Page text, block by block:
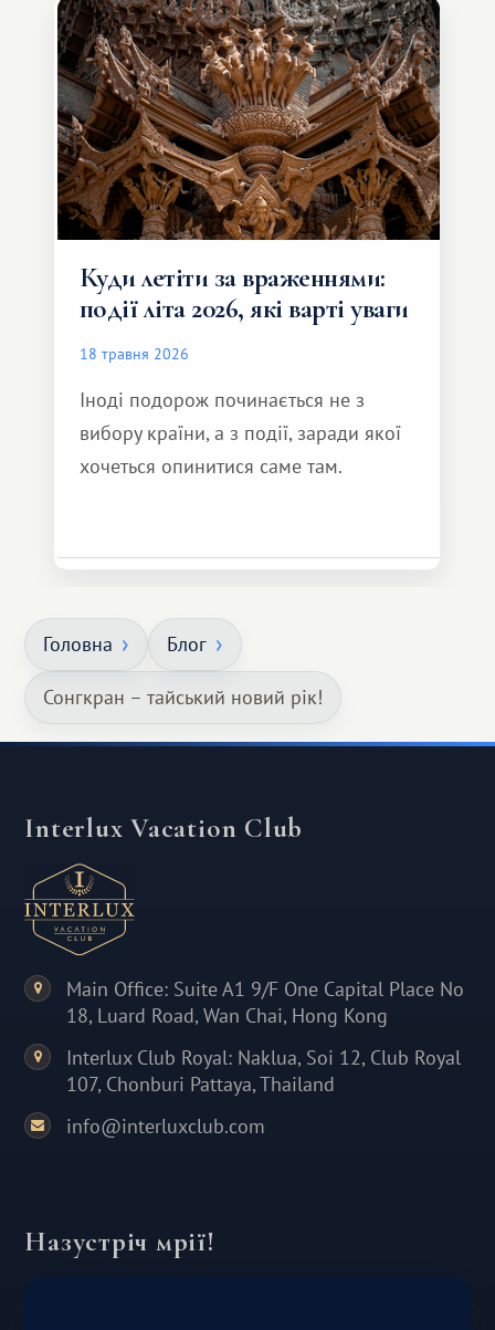
який здатний подарувати зовсім
інший формат подорожі.
Куди летіти за враженнями:
події літа 2026, які варті уваги
18 травня 2026
Іноді подорож починається не з
вибору країни, а з події, заради якої
хочеться опинитися саме там.
Головна Блог
Сонгкран – тайський новий рік!
Interlux Vacation Club
Main Office: Suite A1 9/F One Capital Place No
18, Luard Road, Wan Chai, Hong Kong
Interlux Club Royal: Naklua, Soi 12, Club Royal
107, Chonburi Pattaya, Thailand
info@interluxclub.com
Назустріч мрії!